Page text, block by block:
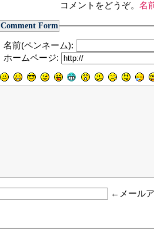
コメントをどうぞ。 名
Comment Form
名前(ペンネーム):
ホームページ:
←メール